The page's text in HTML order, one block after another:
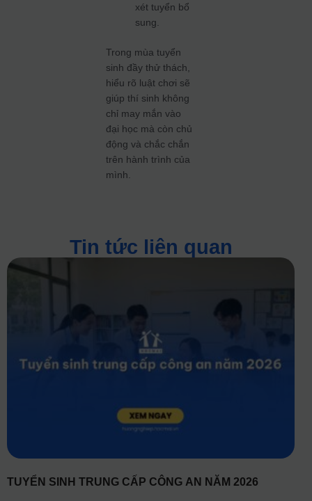
xét tuyển bổ
sung.
Trong mùa tuyển
sinh đầy thử thách,
hiểu rõ luật chơi sẽ
giúp thí sinh không
chỉ may mắn vào
đại học mà còn chủ
động và chắc chắn
trên hành trình của
mình.
Tin tức liên quan
TUYỂN SINH TRUNG CẤP CÔNG AN NĂM 2026